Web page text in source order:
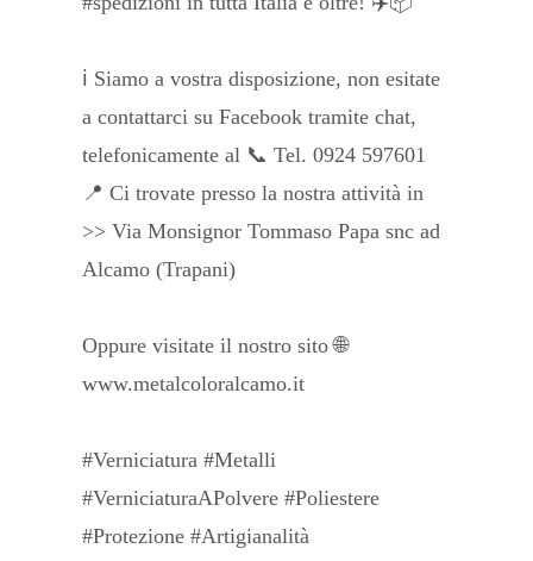
ℹ️ Siamo a vostra disposizione, non esitate
a contattarci su Facebook tramite chat,
telefonicamente al 📞 Tel. 0924 597601
📍 Ci trovate presso la nostra attività in
>> Via Monsignor Tommaso Papa snc ad
Alcamo (Trapani)
Oppure visitate il nostro sito 🌐
www.metalcoloralcamo.it
#Verniciatura #Metalli
#VerniciaturaAPolvere #Poliestere
#Protezione #Artigianalità